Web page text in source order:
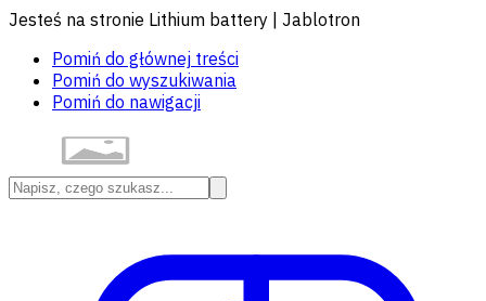
Jesteś na stronie Lithium battery | Jablotron
Pomiń do głównej treści
Pomiń do wyszukiwania
Pomiń do nawigacji